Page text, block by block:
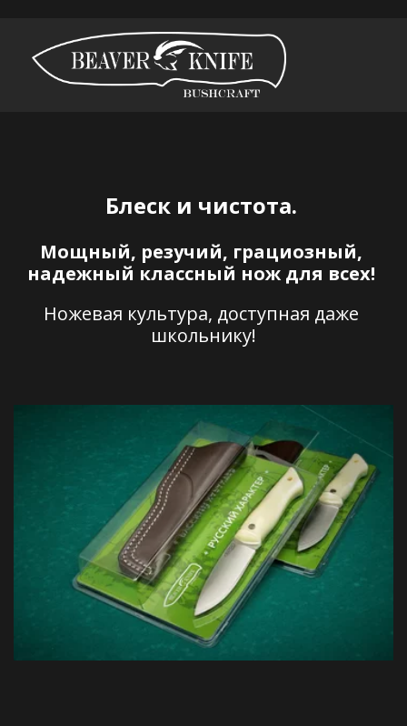
Блеск и чистота.
Мощный, резучий, грациозный,
надежный классный нож для всех!
Ножевая культура, доступная даже
школьнику!